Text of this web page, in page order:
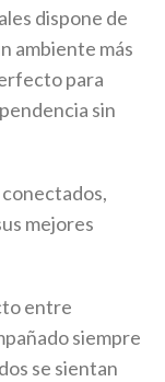
dispone de
ambiente más
para
sin
mejores
entre
siempre
se sientan